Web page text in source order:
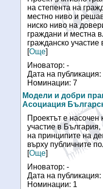
на степента на
местно ниво и
ниско ниво на
граждани и местна
гражданско
[Още]
Иноватор: -
Дата на
Номинации: 7
Модели и добри
Асоциация
Проектът е насочен
участие в България,
на принципите на
върху публичните
[Още]
Иноватор: -
Дата на
Номинации: 1